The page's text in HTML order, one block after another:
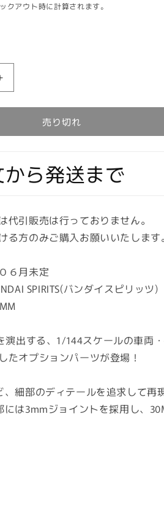
クアウト時に計算されます。
【在
可
ン
ダ
30MM
プ
パ
売り切れ
ら発送まで
引販売は行っておりません。
る方のみご購入お願いいたします。
６月未定
SPIRITS(バンダイスピリッツ)
演出する、1/144スケールの車両
たオプションパーツが登場！
細部のディテールを追求して再現
には3mmジョイントを採用し、